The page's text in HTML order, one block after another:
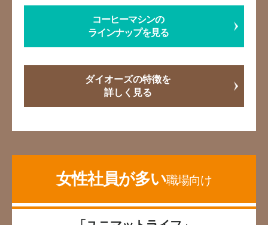
コーヒーマシンの
ラインナップを見る
ダイオーズの特徴を
詳しく見る
女性社員が多い職場向け